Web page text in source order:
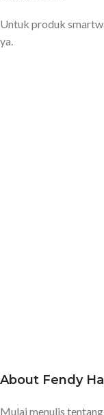
Untuk produk
ya.
About Fendy
Mulai menulis